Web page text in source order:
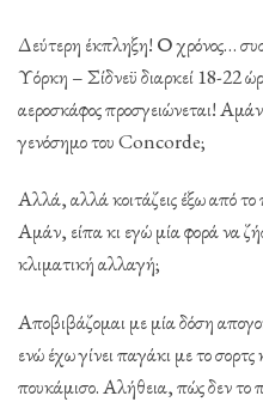
Δεύτερη έκπληξη! Ο χρόνος…
Υόρκη – Σίδνεϋ διαρκεί 18-22
αεροσκάφος προσγειώνεται!
γενόσημο του Concorde;
Αλλά, αλλά κοιτάζεις έξω από
Αμάν, είπα κι εγώ μία φορά να
κλιματική αλλαγή;
Αποβιβάζομαι με μία δόση
ενώ έχω γίνει παγάκι με το
πουκάμισο. Αλήθεια, πώς δεν το